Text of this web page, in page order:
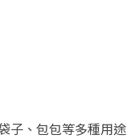
子、包包等多種用途